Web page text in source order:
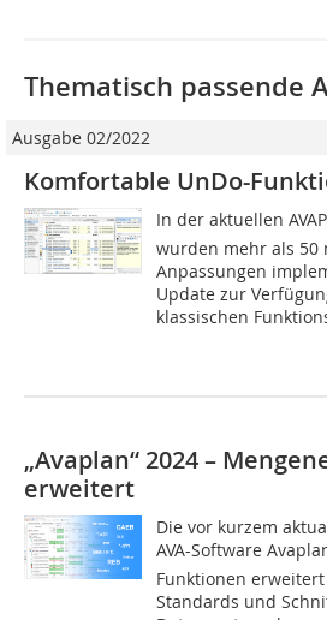
Thematisch passende
Ausgabe 02/2022
Komfortable UnDo-
In der aktuellen
wurden mehr als 50
Anpassungen
Update zur
klassischen
„Avaplan“ 2024 –
erweitert
Die vor kurzem
AVA-Software
Funktionen
Standards und